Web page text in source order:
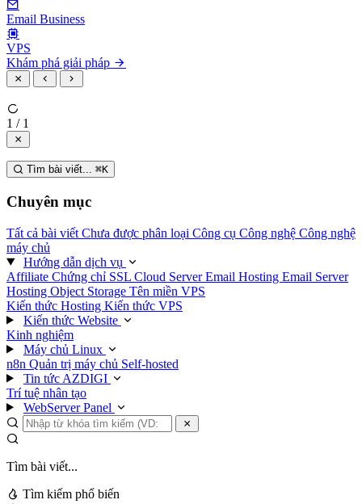
Email Business
VPS
Khám phá giải pháp
1 / 1
Tìm bài viết... ⌘K
Chuyên mục
Tất cả bài viết Chưa được phân loại Công cụ Công nghệ Công nghệ
máy chủ
Hướng dẫn dịch vụ
Affiliate Chứng chỉ SSL Cloud ServerEmail Hosting Email Server
Hosting Object Storage Tên miền VPS
Kiến thức Hosting Kiến thức VPS
Kiến thức Website
Kinh nghiệm
Máy chủ Linux
n8n Quản trị máy chủ Self-hosted
Tin tức AZDIGI
Trí tuệ nhân tạo
WebServer Panel
Tìm bài viết...
Tìm kiếm phổ biến